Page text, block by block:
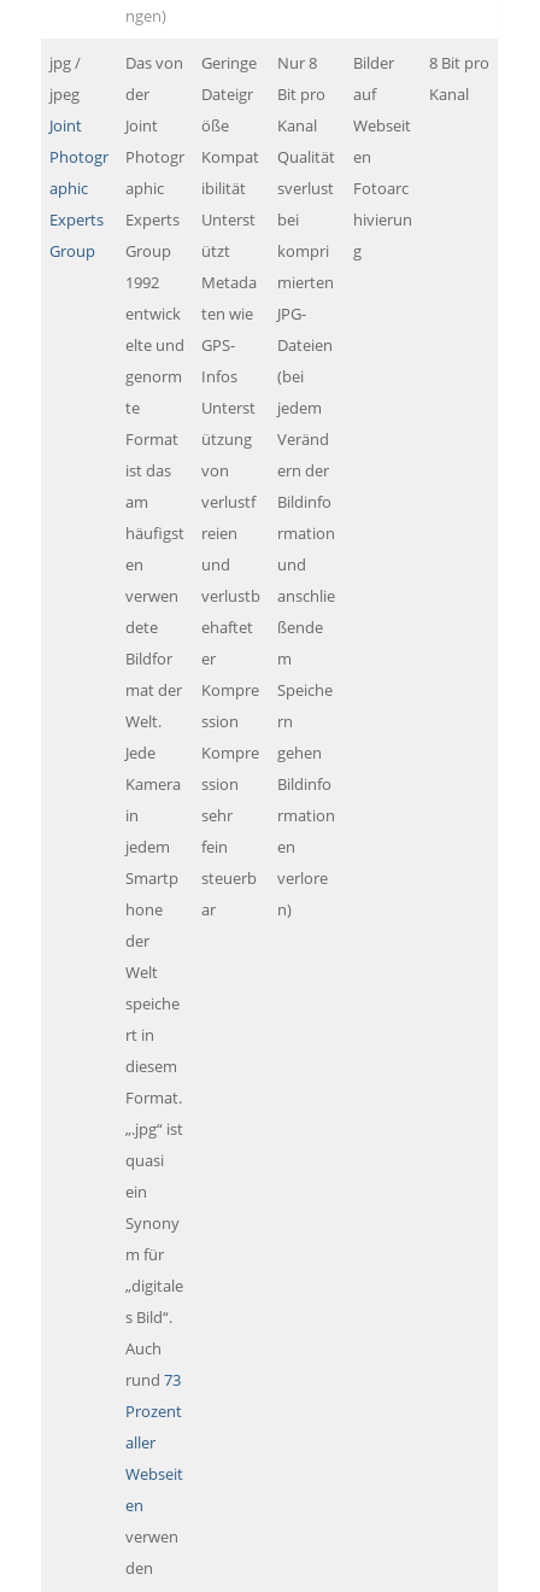
ngen)
jpg /
jpeg
Joint
Photogr
aphic
Experts
Group
Das von
der
Joint
Photogr
aphic
Experts
Group
1992
entwick
elte und
genorm
te
Format
ist das
am
häufigst
en
verwen
dete
Bildfor
mat der
Welt.
Jede
Kamera
in
jedem
Smartp
hone
der
Welt
speiche
rt in
diesem
Format.
„.jpg“ ist
quasi
ein
Synony
m für
„digitale
s Bild“.
Auch
rund73
Prozent
aller
Webseit
en
verwen
den
Geringe
Dateigr
öße
Kompat
ibilität
Unterst
ützt
Metada
ten wie
GPS-
Infos
Unterst
ützung
von
verlustf
reien
und
verlustb
ehaftet
er
Kompre
ssion
Kompre
ssion
sehr
fein
steuerb
ar
Nur 8
Bit pro
Kanal
Qualität
sverlust
bei
kompri
mierten
JPG-
Dateien
(bei
jedem
Veränd
ern der
Bildinfo
rmation
und
anschlie
ßende
m
Speiche
rn
gehen
Bildinfo
rmation
en
verlore
n)
Bilder
auf
Webseit
en
Fotoarc
hivierun
g
8 Bit pro
Kanal